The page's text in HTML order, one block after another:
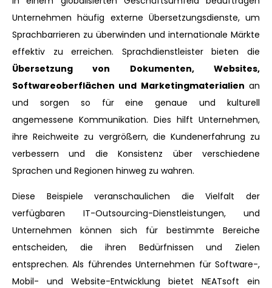
Unternehmen häufig externe Übersetzungsdienste, um
Sprachbarrieren zu überwinden und internationale Märkte
effektiv zu erreichen. Sprachdienstleister bieten die
Übersetzung von Dokumenten, Websites,
Softwareoberflächen und Marketingmaterialien an
und sorgen so für eine genaue und kulturell
angemessene Kommunikation. Dies hilft Unternehmen,
ihre Reichweite zu vergrößern, die Kundenerfahrung zu
verbessern und die Konsistenz über verschiedene
Sprachen und Regionen hinweg zu wahren.
Diese Beispiele veranschaulichen die Vielfalt der
verfügbaren IT-Outsourcing-Dienstleistungen, und
Unternehmen können sich für bestimmte Bereiche
entscheiden, die ihren Bedürfnissen und Zielen
entsprechen. Als führendes Unternehmen für Software-,
Mobil- und Website-Entwicklung bietet NEATsoft ein